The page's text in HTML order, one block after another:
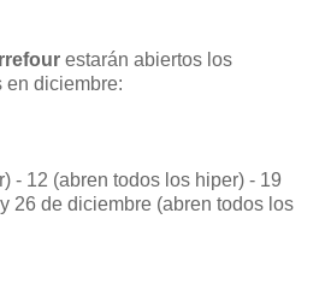
estarán abiertos los
en diciembre:
- 12 (abren todos los hiper) - 19
26 de diciembre (abren todos los